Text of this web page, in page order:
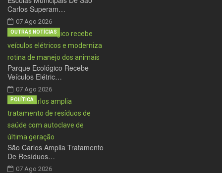
Carlos Superam…
07 Ago 2026
Parque Ecológico Recebe
Veículos Elétric…
07 Ago 2026
OUTRAS NOTÍCIAS
São Carlos Amplia Tratamento
De Resíduos…
07 Ago 2026
POLÍTICA